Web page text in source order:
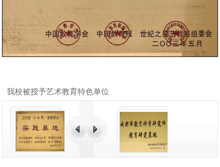
我校被授予艺术教育特色单位